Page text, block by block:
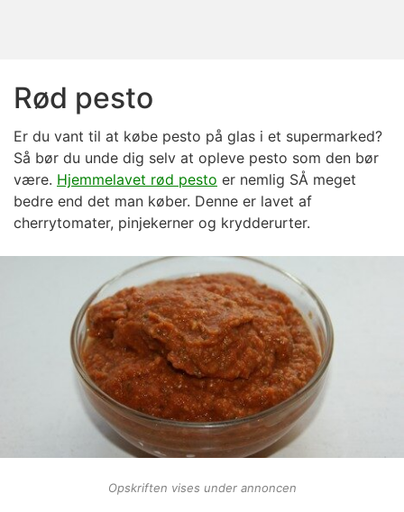
Rød pesto
Er du vant til at købe pesto på glas i et supermarked?
Så bør du unde dig selv at opleve pesto som den bør
være. Hjemmelavet rød pesto er nemlig SÅ meget
bedre end det man køber. Denne er lavet af
cherrytomater, pinjekerner og krydderurter.
Opskriften vises under annoncen